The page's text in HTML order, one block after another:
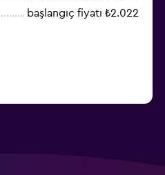
başlangıç fiyatı ₺2.022